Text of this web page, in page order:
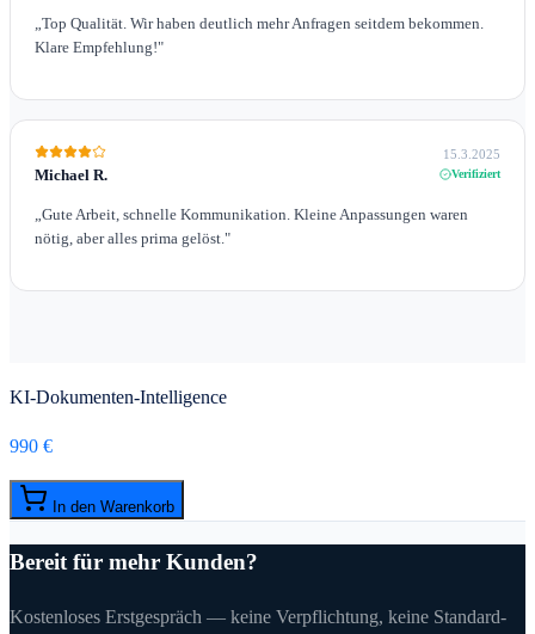
„Top Qualität. Wir haben deutlich mehr Anfragen seitdem bekommen.
Klare Empfehlung!"
Michael R.
15.3.2025
Verifiziert
„Gute Arbeit, schnelle Kommunikation. Kleine Anpassungen waren
nötig, aber alles prima gelöst."
KI-Dokumenten-Intelligence
990 €
In den Warenkorb
Bereit für mehr Kunden?
Kostenloses Erstgespräch — keine Verpflichtung, keine Standard-